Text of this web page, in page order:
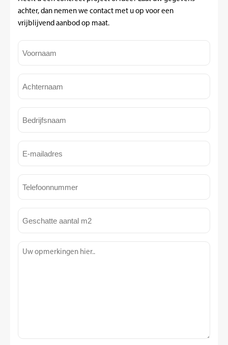
achter, dan nemen we contact met u op voor een
vrijblijvend aanbod op maat.
Voornaam
Achternaam
Bedrijfsnaam
E-
mailadres
Telefoon
Geschatte
aantal
m2(Vereist)
Opmerkingen (Vereist)